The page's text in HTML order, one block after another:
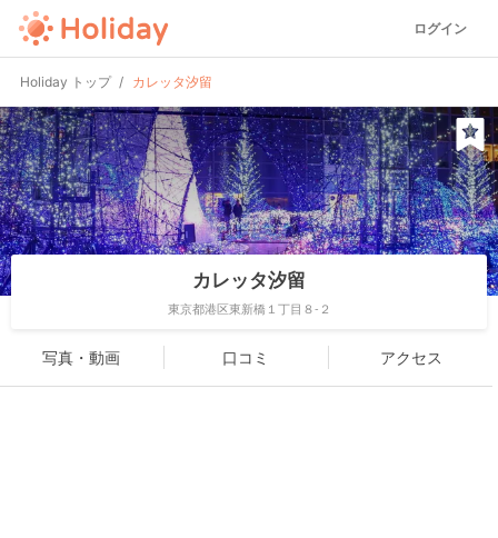
ログイン
Holiday トップ カレッタ汐留
カレッタ汐留
東京都港区東新橋１丁目８-２
写真・動画 口コミ アクセス